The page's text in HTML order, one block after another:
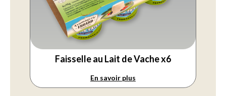
Faisselle au Lait de Vache x6
En savoir plus